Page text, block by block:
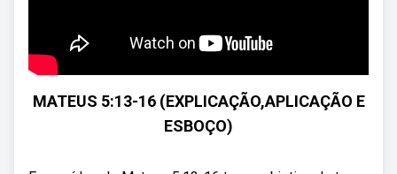
MATEUS 5:13-16 (EXPLICAÇÃO,APLICAÇÃO E
ESBOÇO)